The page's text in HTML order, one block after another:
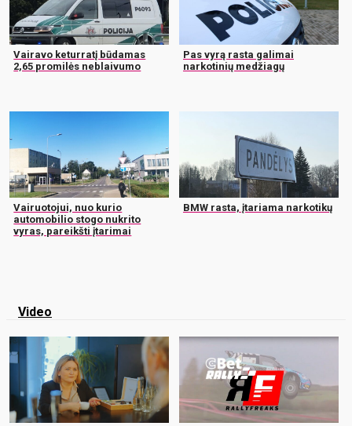
Vairavo keturratį būdamas
2,65 promilės neblaivumo
Pas vyrą rasta galimai
narkotinių medžiagų
Vairuotojui, nuo kurio
automobilio stogo nukrito
vyras, pareikšti įtarimai
BMW rasta, įtariama narkotikų
Video